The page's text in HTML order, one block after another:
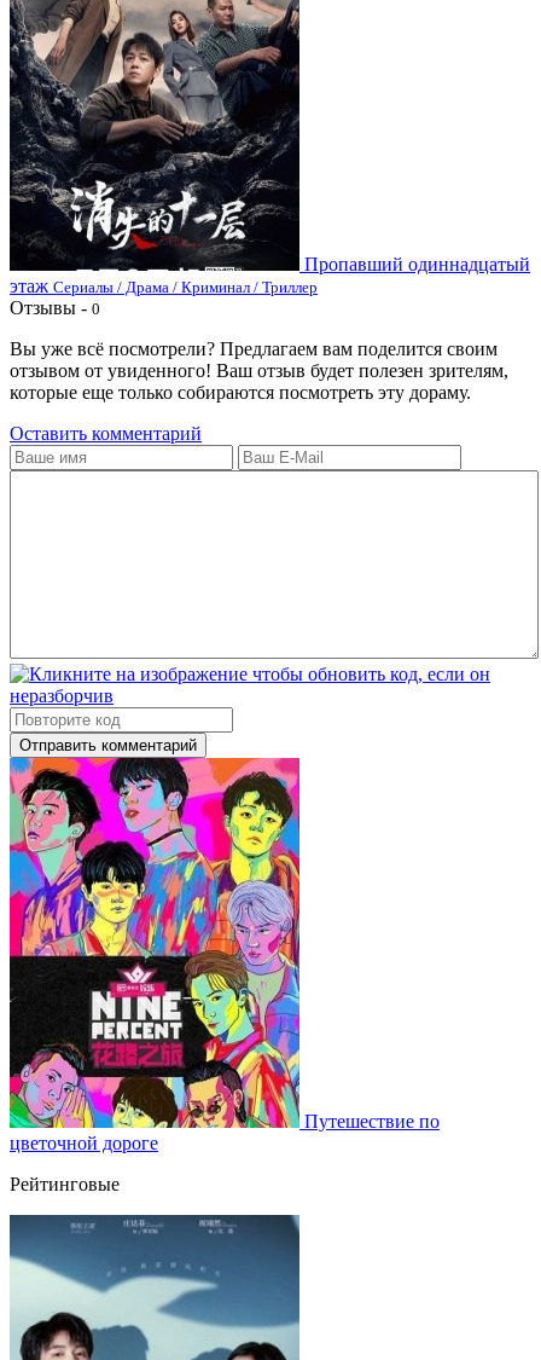
Пропавший одиннадцатый
этаж Сериалы / Драма / Криминал / Триллер
Отзывы - 0
Вы уже всё посмотрели? Предлагаем вам поделится своим
отзывом от увиденного! Ваш отзыв будет полезен зрителям,
которые еще только собираются посмотреть эту дораму.
Оставить комментарий
Отправить комментарий
Путешествие по
цветочной дороге
Рейтинговые